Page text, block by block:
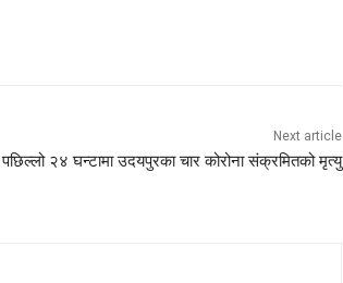
Next article
पछिल्लो २४ घन्टामा उदयपुरका चार कोरोना संक्रमितको मृत्यु